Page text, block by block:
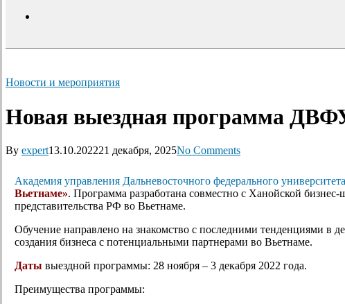
Новости и мероприятия
Новая выездная программа
By expert13.10.202221 декабря, 2025No Comments
Академия управления Дальневосточного федерального университета
Вьетнаме». Программа разработана совместно с Ханойской
представительства РФ во Вьетнаме.
Обучение направлено на знакомство с последними тенденциями в
создания бизнеса с потенциальными партнерами во Вьетнаме.
Даты выездной программы: 28 ноября – 3 декабря 2022 года.
Преимущества программы: